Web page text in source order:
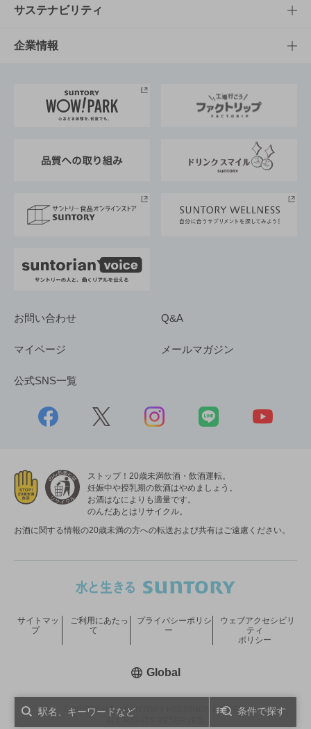
条件で探す
商品発売情報
栄養成分一覧
キャンペーン
工場見学
地域情報
文化・スポーツTOP
サントリーホール
サントリーサンバーズ大阪
サステナビリティ
サステナビリティTOP
サントリーが考えるサステナビリティ経営
企業情報
企業概要
採用情報
お問い合わせ Q&A
マイページ メールマガジン
公式SNS一覧
ストップ！20歳未満飲酒・飲酒運転。
妊娠中や授乳期の飲酒はやめましょう。
お酒はなによりも適量です。
のんだあとはリサイクル。
お酒に関する情報の20歳未満の方への転送および共有はご遠慮ください。
COPYRIGHT © SUNTORY HOLDINGS LIMITED.
サイトマッ
プ
ご利用にあたっ
て
プライバシーポリシ
ー
ウェブアクセシビリ
ティ
ポリシー
Global新しいウィンドウで開く